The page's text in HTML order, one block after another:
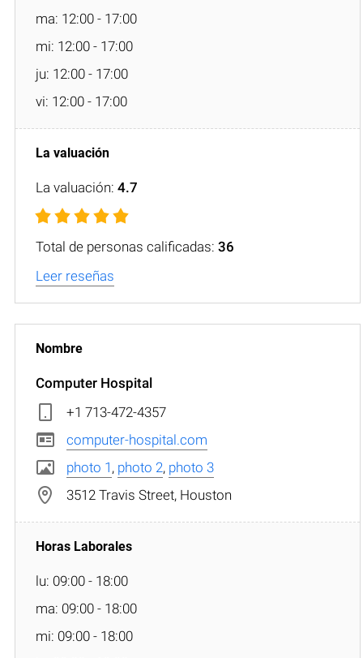
ma: 12:00 - 17:00
mi: 12:00 - 17:00
ju: 12:00 - 17:00
vi: 12:00 - 17:00
La valuación: 4.7
Total de personas calificadas: 36
Leer reseñas
Computer Hospital
+1 713-472-4357
computer-hospital.com
photo 1 , photo 2, photo 3
3512 Travis Street, Houston
lu: 09:00 - 18:00
ma: 09:00 - 18:00
mi: 09:00 - 18:00